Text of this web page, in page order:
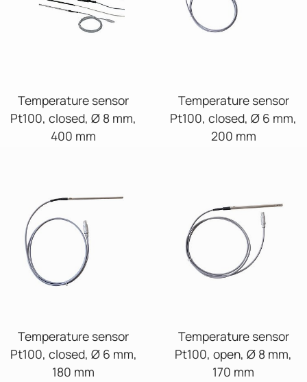
Temperature sensor
Pt100, closed, Ø 8 mm,
400 mm
Temperature sensor
Pt100, closed, Ø 6 mm,
200 mm
Temperature sensor
Pt100, closed, Ø 6 mm,
180 mm
Temperature sensor
Pt100, open, Ø 8 mm,
170 mm